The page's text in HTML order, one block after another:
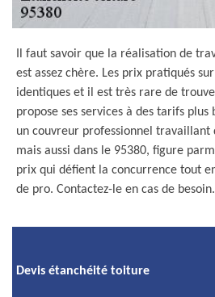
Il faut savoir que la réalisation de
est assez chère. Les prix pratiqués
identiques et il est très rare de
propose ses services à des tarifs plus
un couvreur professionnel travaillant
mais aussi dans le 95380, figure
prix qui défient la concurrence tout
de pro. Contactez-le en cas de besoin.
Devis étanchéité toiture